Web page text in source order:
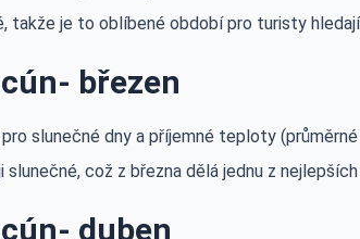
takže je to oblíbené období pro turisty
březen
slunečné dny a příjemné teploty (průměrné
slunečné, což z března dělá jednu z
duben